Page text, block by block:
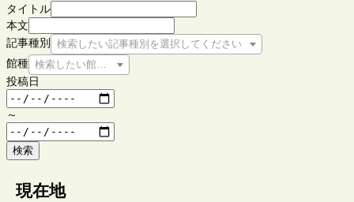
タイトル
本文
記事種別
検索したい記事種別を選択してください
館種 検索したい館種を選択してください
投稿日
～
検索
現在地